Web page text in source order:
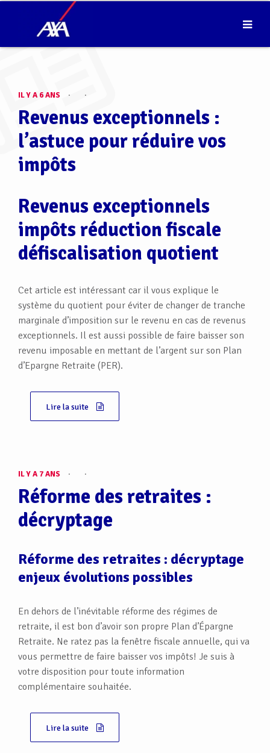
IL Y A 6 ANS · ·
Revenus exceptionnels :
l’astuce pour réduire vos
impôts
Revenus exceptionnels
impôts réduction fiscale
défiscalisation quotient
Cet article est intéressant car il vous explique le
système du quotient pour éviter de changer de tranche
marginale d’imposition sur le revenu en cas de revenus
exceptionnels. Il est aussi possible de faire baisser son
revenu imposable en mettant de l’argent sur son Plan
d’Epargne Retraite (PER).
Lire la suite
IL Y A 7 ANS · ·
Réforme des retraites :
décryptage
Réforme des retraites : décryptage
enjeux évolutions possibles
En dehors de l’inévitable réforme des régimes de
retraite, il est bon d’avoir son propre Plan d’Épargne
Retraite. Ne ratez pas la fenêtre fiscale annuelle, qui va
vous permettre de faire baisser vos impôts! Je suis à
votre disposition pour toute information
complémentaire souhaitée.
Lire la suite